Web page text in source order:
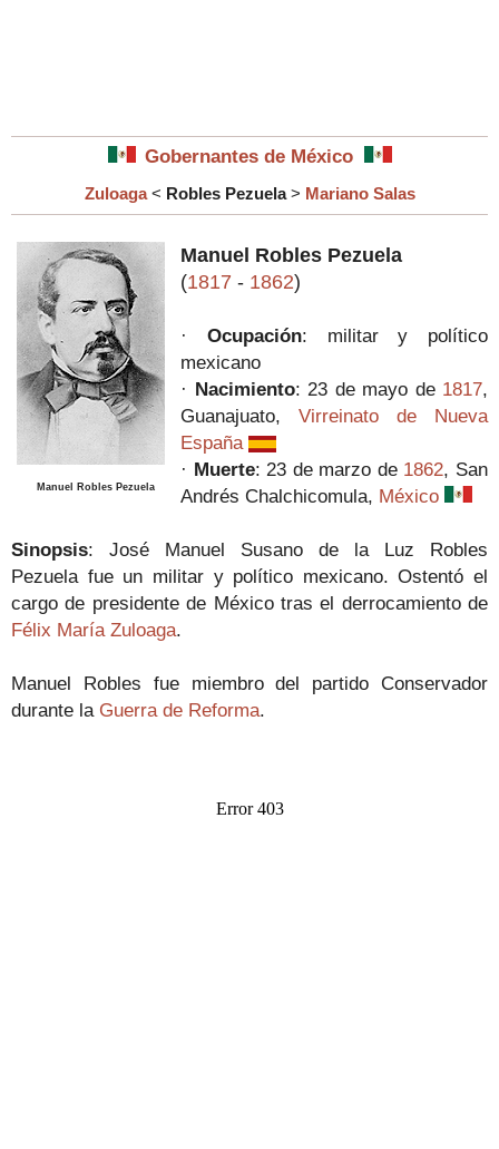
Gobernantes de México
Zuloaga < Robles Pezuela > Mariano Salas
Manuel Robles Pezuela
Manuel Robles Pezuela
(1817 - 1862)
· Ocupación: militar y político
mexicano
· Nacimiento: 23 de mayo de 1817,
Guanajuato, Virreinato de Nueva
España
· Muerte: 23 de marzo de 1862, San
Andrés Chalchicomula, México
Sinopsis: José Manuel Susano de la Luz Robles
Pezuela fue un militar y político mexicano. Ostentó el
cargo de presidente de México tras el derrocamiento de
Félix María Zuloaga.
Manuel Robles fue miembro del partido Conservador
durante la Guerra de Reforma.